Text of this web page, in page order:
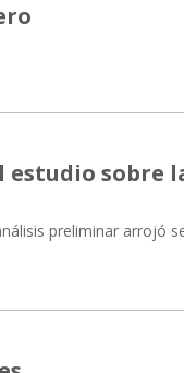
estudio sobre
preliminar arrojó